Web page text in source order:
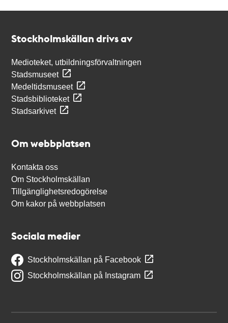
Stockholmskällan drivs av
Medioteket, utbildningsförvaltningen
Stadsmuseet
Medeltidsmuseet
Stadsbiblioteket
Stadsarkivet
Om webbplatsen
Kontakta oss
Om Stockholmskällan
Tillgänglighetsredogörelse
Om kakor på webbplatsen
Sociala medier
Stockholmskällan på Facebook
Stockholmskällan på Instagram